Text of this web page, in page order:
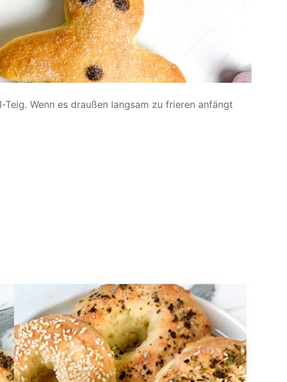
Wenn es draußen langsam zu frieren anfängt